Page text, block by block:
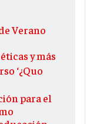
Verano
y más
‘¿Quo
para el